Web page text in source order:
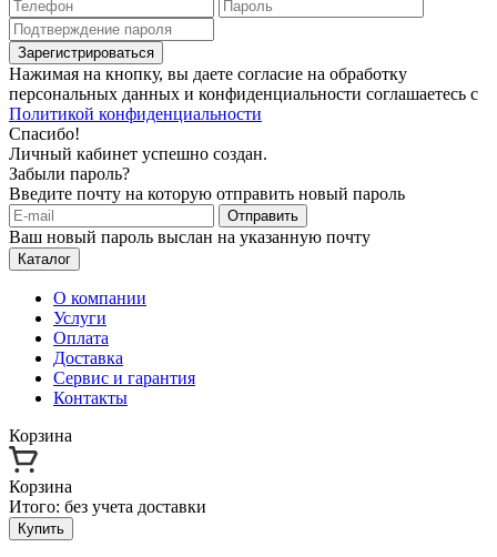
Зарегистрироваться
Нажимая на кнопку, вы даете согласие на обработку
персональных данных и конфиденциальности соглашаетесь с
Политикой конфиденциальности
Спасибо!
Личный кабинет успешно создан.
Забыли пароль?
Введите почту на которую отправить новый пароль
Отправить
Ваш новый пароль выслан на указанную почту
Каталог
О компании
Услуги
Оплата
Доставка
Сервис и гарантия
Контакты
Корзина
Корзина
Итого: без учета доставки
Купить